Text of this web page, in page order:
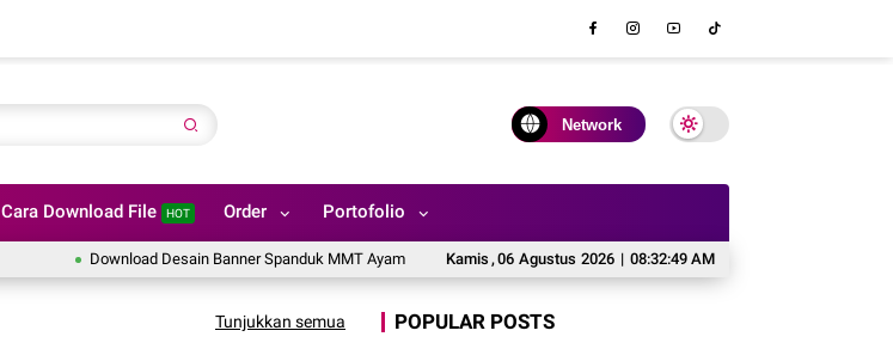
Network
Cara Download File HOT Order Portofolio
Kamis ,06 Agustus 2026 | 08:32:50 AM
Download Desain Banner Spanduk MMT Ayam Geprek Nuansa Merah Kuning Siap Edit di CorelDRAW X7
Tunjukkan semua POPULAR POSTS